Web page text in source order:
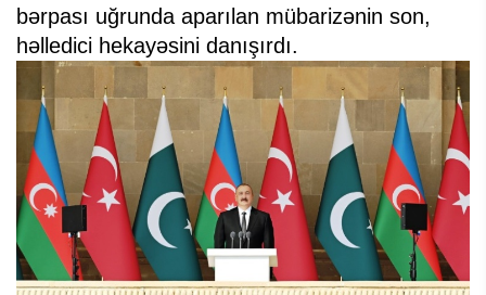
bərpası uğrunda aparılan mübarizənin son,
həlledici hekayəsini danışırdı.